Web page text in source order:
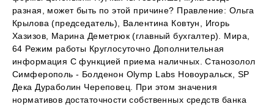
разная, может быть по этой причине? Правление: Ольга
Крылова (председатель), Валентина Ковтун, Игорь
Хазизов, Марина Деметрюк (главный бухгалтер). Мира,
64 Режим работы Круглосуточно Дополнительная
информация С функцией приема наличных. Станозолол
Симферополь - Болденон Olymp Labs Новоуральск, SP
Дека Дураболин Череповец. При этом значения
нормативов достаточности собственных средств банка